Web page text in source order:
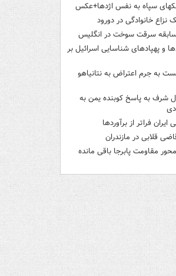
سپاه به نفس اژدها+عکس
نزاع خانوادگی در دورود
سرقت سوخت در انگلیس
و پهپادهای شناسایی اسرائیل بر
به جرم اعتراض به نتانیاهو
شرف به پاسخ کوبنده یمن به
فراتر از برآوردها
قلابی در مازندران
مقاومت پابرجا باقی مانده